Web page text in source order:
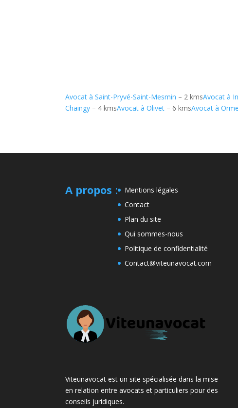
Avocat à Saint-Pryvé-Saint-Mesmin – 2 kmsAvocat à
Chaingy – 4 kmsAvocat à Olivet – 6 kmsAvocat à
A propos :
Mentions légales
Contact
Plan du site
Qui sommes-nous
Politique de confidentialité
Contact@viteunavocat.com
Viteunavocat est un site spécialisée dans la mise
en relation entre avocats et particuliers pour des
conseils juridiques.